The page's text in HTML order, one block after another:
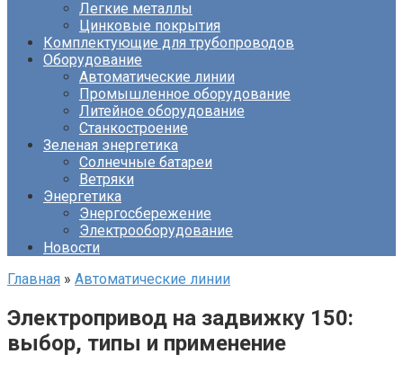
Легкие металлы
Цинковые покрытия
Комплектующие для трубопроводов
Оборудование
Автоматические линии
Промышленное оборудование
Литейное оборудование
Станкостроение
Зеленая энергетика
Солнечные батареи
Ветряки
Энергетика
Энергосбережение
Электрооборудование
Новости
Главная » Автоматические линии
Электропривод на задвижку 150:
выбор, типы и применение